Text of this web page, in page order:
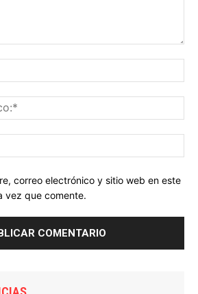
correo electrónico y sitio web en este
vez que comente.